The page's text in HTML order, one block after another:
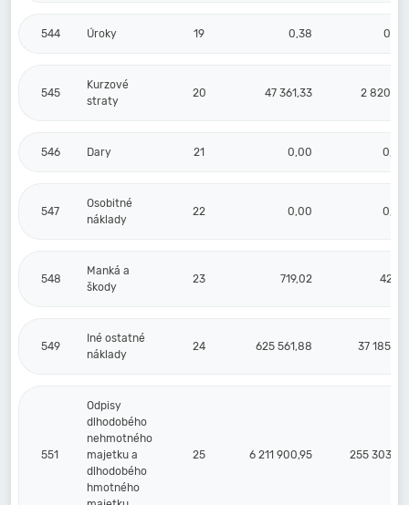
544 Úroky 19 0,38 0,02
545
Kurzové
straty
20 47 361,33 2 820,20
546 Dary 21 0,00 0,00
547
Osobitné
náklady
22 0,00 0,00
548
Manká a
škody
23 719,02 42,81
549
Iné ostatné
náklady
24 625 561,88 37 185,09
551
Odpisy
dlhodobého
nehmotného
majetku a
dlhodobého
hmotného
25 6 211 900,95 255 303,98